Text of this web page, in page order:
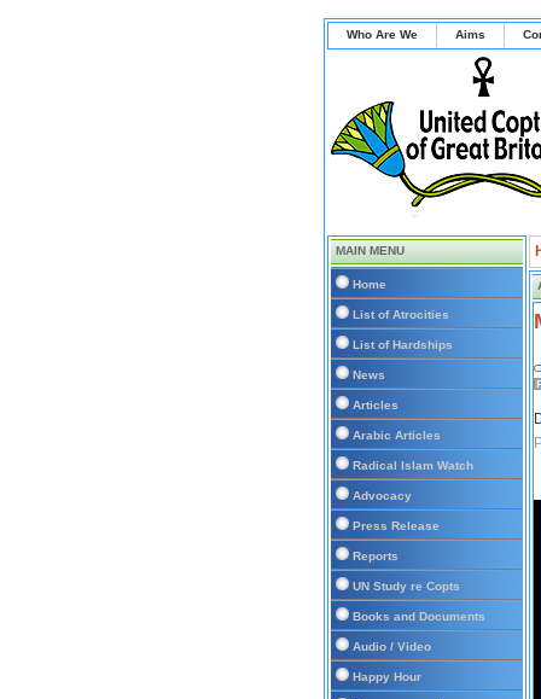
Who Are We Aims
MAIN MENU
Home
List of Atrocities
List of Hardships
News
Articles
Arabic Articles
Radical Islam Watch
Advocacy
Press Release
Reports
UN Study re Copts
Books and Documents
Audio / Video
Happy Hour